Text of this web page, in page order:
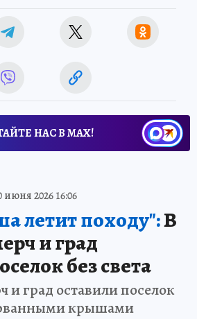
НАС В МАХ!
июня 2026 16:06
летит походу":В
и град
без света
и град оставили поселок
крышами